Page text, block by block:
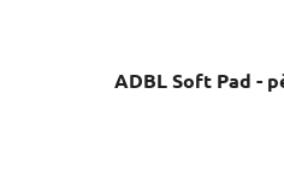
ADBL Soft Pad -